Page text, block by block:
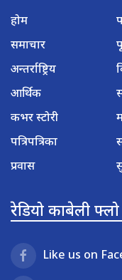
होम
समाचार
अन्तर्राष्ट्रिय
आर्थिक
कभर स्टोरी
पत्रिपत्रिका
प्रवास
रेडियो काबेली फ्लो
Like us on